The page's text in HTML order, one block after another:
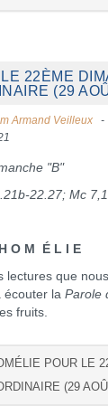
22ÈME
(29
Armand Veilleux
"B"
22.27; Mc
H O M É L I E
que nous
écouter la Parole
fruits.
POUR LE
(29